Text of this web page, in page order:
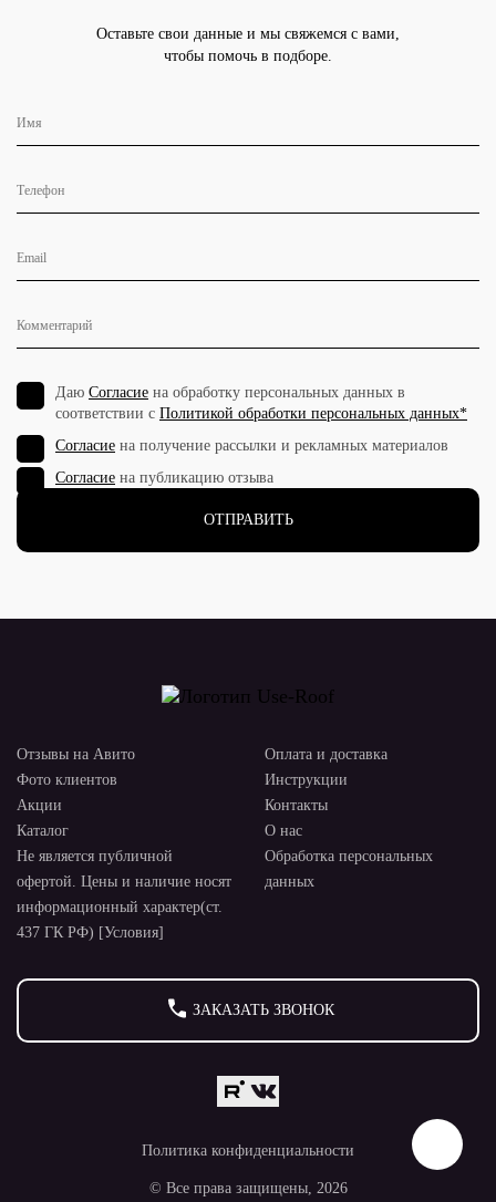
Оставьте свои данные и мы свяжемся с вами,
чтобы помочь в подборе.
Даю Согласие на обработку персональных данных в
соответствии с Политикой обработки персональных данных*
Согласие на получение рассылки и рекламных материалов
Согласие на публикацию отзыва
Отзывы на Авито
Фото клиентов
Акции
Каталог
Не является публичной
офертой. Цены и наличие носят
информационный характер(ст.
437 ГК РФ) [Условия]
Оплата и доставка
Инструкции
Контакты
О нас
Обработка персональных
данных
ЗАКАЗАТЬ ЗВОНОК
Политика конфиденциальности
© Все права защищены, 2026